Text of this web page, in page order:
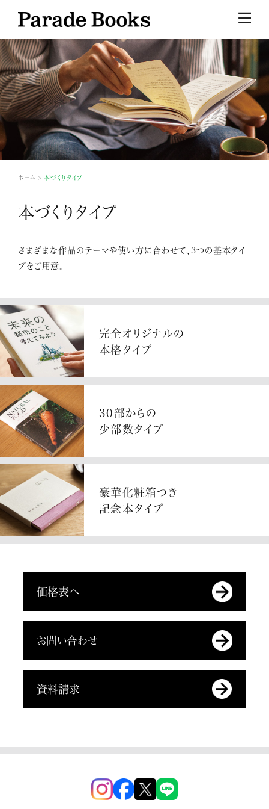
ホーム 本づくりタイプ
本づくりタイプ
さまざまな作品のテーマや使い方に合わせて、3つの基本タイ
プをご用意。
完全オリジナルの
本格タイプ
30部からの
少部数タイプ
豪華化粧箱つき
記念本タイプ
価格表へ
お問い合わせ
資料請求